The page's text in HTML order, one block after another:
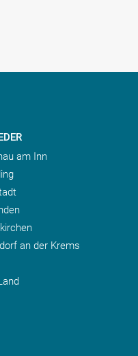
am Inn
an der Krems